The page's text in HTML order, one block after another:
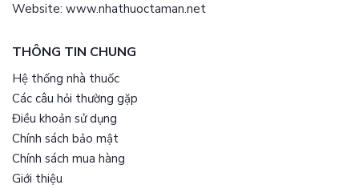
Website: www.nhathuoctaman.net
THÔNG TIN CHUNG
Hệ thống nhà thuốc
Các câu hỏi thường gặp
Điều khoản sử dụng
Chính sách bảo mật
Chính sách mua hàng
Giới thiệu